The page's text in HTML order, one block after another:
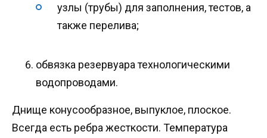
узлы (трубы) для заполнения, тестов, а
также перелива;
обвязка резервуара технологическими
водопроводами.
Днище конусообразное, выпуклое, плоское.
Всегда есть ребра жесткости. Температура